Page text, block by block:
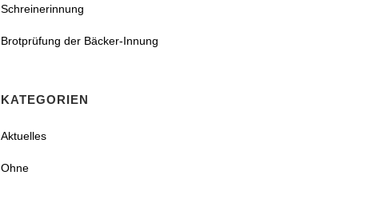
Schreinerinnung
Brotprüfung der Bäcker-Innung
KATEGORIEN
Aktuelles
Ohne